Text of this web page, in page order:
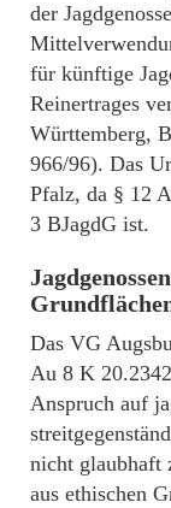
der
für künftige
Reinertrages
Württemberg,
966/96). Das
Pfalz, da § 12
3 BJagdG ist.
Das VG
Au 8 K
Anspruch auf
nicht glaubhaft
aus ethischen